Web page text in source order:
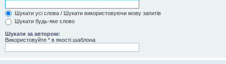
Шукати усі слова / Шукати використовуючи мову запитів
Шукати будь-яке слово
Шукати за автором:
Використовуйте * в якості шаблона